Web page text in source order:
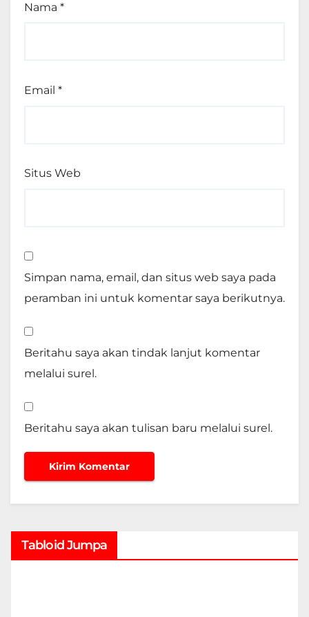
Nama *
Email *
Situs Web
Simpan nama, email, dan situs web saya pada
peramban ini untuk komentar saya berikutnya.
Beritahu saya akan tindak lanjut komentar
melalui surel.
Beritahu saya akan tulisan baru melalui surel.
Tabloid Jumpa